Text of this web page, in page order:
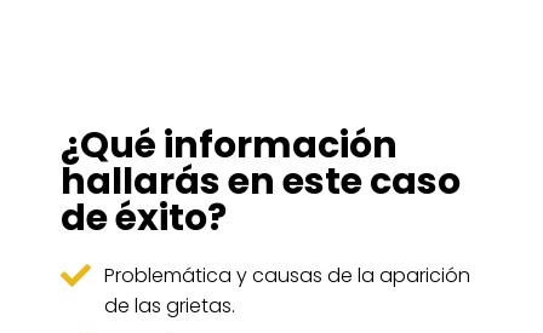
¿Qué información
hallarás en este caso
de éxito?
Problemática y causas de la aparición
de las grietas.